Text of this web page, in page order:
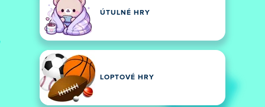
ÚTULNÉ HRY
LOPTOVÉ HRY